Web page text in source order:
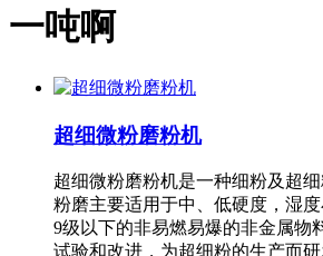
一吨啊
超细微粉磨粉机
超细微粉磨粉机是一种细粉及超
粉磨主要适用于中、低硬度，湿
9级以下的非易燃易爆的非金属物
试验和改进，为超细粉的生产而